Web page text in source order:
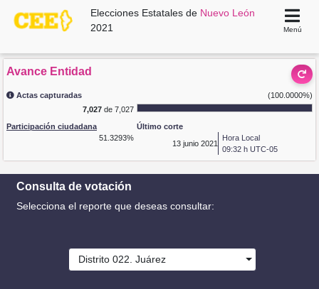
Elecciones Estatales de Nuevo León
2021
Menú
Avance Entidad
Actas capturadas
(100.0000%)
7,027de 7,027
Participación ciudadana
51.3293%
Último corte
13 junio 2021
Hora Local
09:32 h UTC-05
Consulta de votación
Selecciona el reporte que deseas consultar:
Distrito 022. Juárez